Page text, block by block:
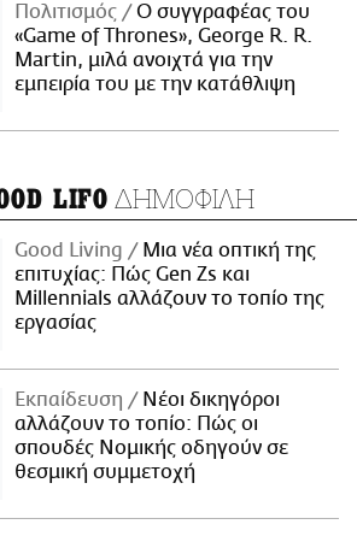
Πολιτισμός
Ο συγγραφέας του
«Game of Thrones», George R. R.
Martin, μιλά ανοιχτά για την
εμπειρία του με την κατάθλιψη
LIFO ΔΗΜΟΦΙΛΗ
Good Living
Μια νέα οπτική της
επιτυχίας: Πώς Gen Zs και
Millennials αλλάζουν το τοπίο της
εργασίας
Εκπαίδευση
Νέοι δικηγόροι
αλλάζουν το τοπίο: Πώς οι
σπουδές Νομικής οδηγούν σε
θεσμική συμμετοχή